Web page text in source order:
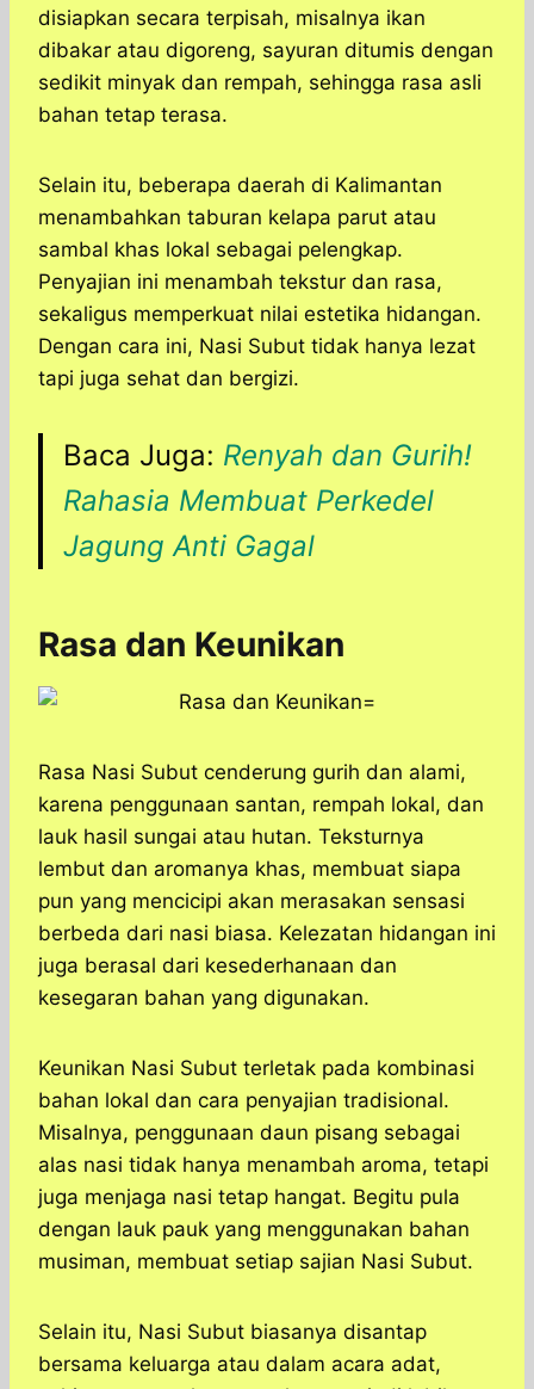
disiapkan secara terpisah, misalnya ikan
dibakar atau digoreng, sayuran ditumis dengan
sedikit minyak dan rempah, sehingga rasa asli
bahan tetap terasa.
Selain itu, beberapa daerah di Kalimantan
menambahkan taburan kelapa parut atau
sambal khas lokal sebagai pelengkap.
Penyajian ini menambah tekstur dan rasa,
sekaligus memperkuat nilai estetika hidangan.
Dengan cara ini, Nasi Subut tidak hanya lezat
tapi juga sehat dan bergizi.
Baca Juga: Renyah dan Gurih!
Rahasia Membuat Perkedel
Jagung Anti Gagal
Rasa dan Keunikan
Rasa Nasi Subut cenderung gurih dan alami,
karena penggunaan santan, rempah lokal, dan
lauk hasil sungai atau hutan. Teksturnya
lembut dan aromanya khas, membuat siapa
pun yang mencicipi akan merasakan sensasi
berbeda dari nasi biasa. Kelezatan hidangan ini
juga berasal dari kesederhanaan dan
kesegaran bahan yang digunakan.
Keunikan Nasi Subut terletak pada kombinasi
bahan lokal dan cara penyajian tradisional.
Misalnya, penggunaan daun pisang sebagai
alas nasi tidak hanya menambah aroma, tetapi
juga menjaga nasi tetap hangat. Begitu pula
dengan lauk pauk yang menggunakan bahan
musiman, membuat setiap sajian Nasi Subut.
Selain itu, Nasi Subut biasanya disantap
bersama keluarga atau dalam acara adat,